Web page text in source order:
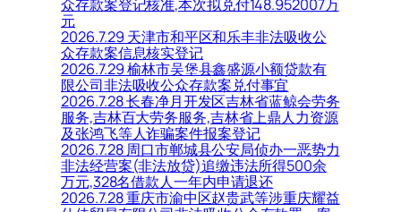
众存款案登记核准,本次拟兑付148.952007万
元
2026.7.29 天津市和平区和乐丰非法吸收公
众存款案信息核实登记
2026.7.29 榆林市吴堡县鑫盛源小额贷款有
限公司非法吸收公众存款案兑付事宜
2026.7.28 长春净月开发区吉林省蓝鲸会劳务
服务,吉林百大劳务服务,吉林省上鼎人力资源
及张鸿飞等人诈骗案件报案登记
2026.7.28 周口市郸城县公安局侦办一恶势力
非法经营案(非法放贷)追缴违法所得500余
万元,328名借款人一年内申请退还
2026.7.28 重庆市渝中区赵贵武等涉重庆耀益